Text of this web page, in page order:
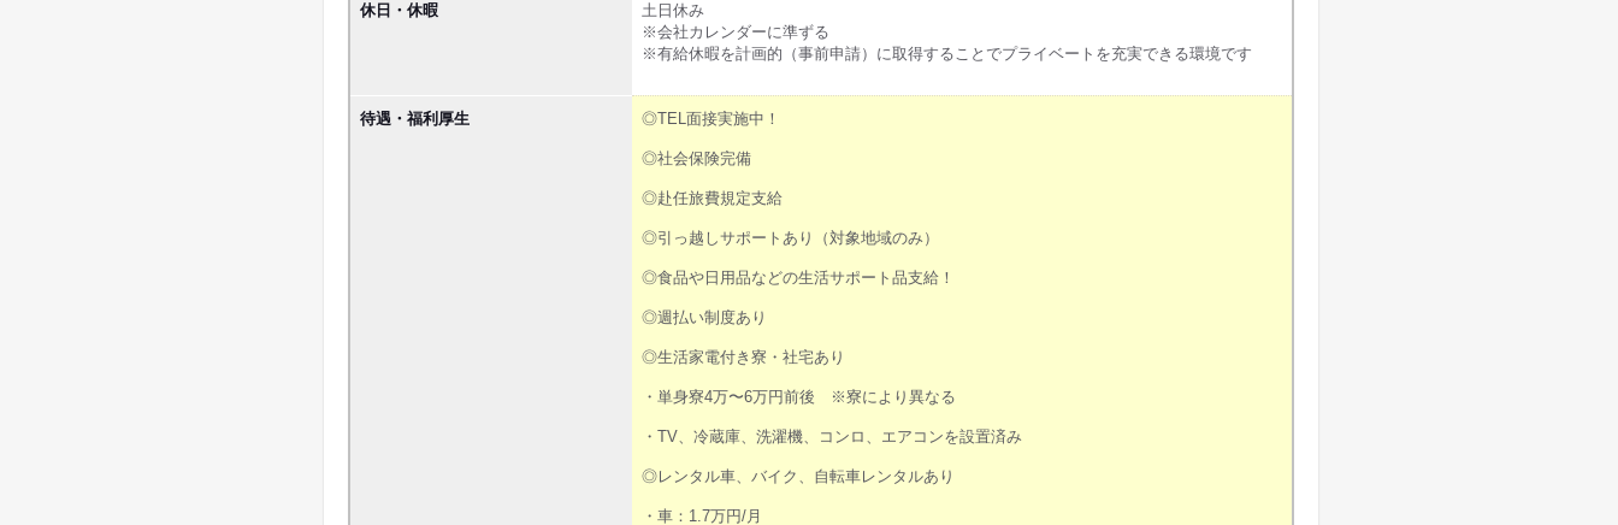
休日・休暇
土日休み
※会社カレンダーに準ずる
※有給休暇を計画的（事前申請）に取得することでプライベートを充実できる環境です
待遇・福利厚生 ◎TEL面接実施中！
◎社会保険完備
◎赴任旅費規定支給
◎引っ越しサポートあり（対象地域のみ）
◎食品や日用品などの生活サポート品支給！
◎週払い制度あり
◎生活家電付き寮・社宅あり
・単身寮4万〜6万円前後 ※寮により異なる
・TV、冷蔵庫、洗濯機、コンロ、エアコンを設置済み
◎レンタル車、バイク、自転車レンタルあり
・車：1.7万円/月